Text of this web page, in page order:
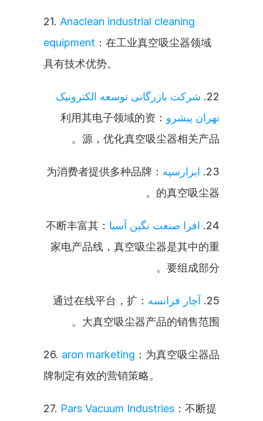
21. Anaclean industrial cleaning
equipment ：在工业真空吸尘器领域
具有技术优势。
22.
تهران پیشرو
：利用其电子领域的资
源，优化真空吸尘器相关产品。
23. ابزارسپه
：为消费者提供多种品牌
的真空吸尘器。
24. افرا صنعت نگین آسیا
：不断丰富其
家电产品线，真空吸尘器是其中的重
要组成部分。
25. آچار فرانسه
：通过在线平台，扩
大真空吸尘器产品的销售范围。
26. aron marketing ：为真空吸尘器品
牌制定有效的营销策略。
27. Pars Vacuum Industries ：不断提